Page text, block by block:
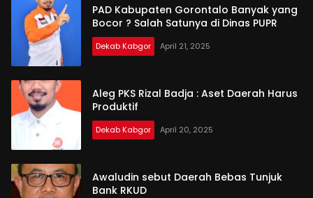
PAD Kabupaten Gorontalo Banyak yang
Bocor ? Salah Satunya di Dinas PUPR
Dekab Kabgor April 21, 2025
Aleg PKS Rizal Badja : Aset Daerah Harus
Produktif
Dekab Kabgor April 20, 2025
Awaludin sebut Daerah Bebas Tunjuk
Bank RKUD